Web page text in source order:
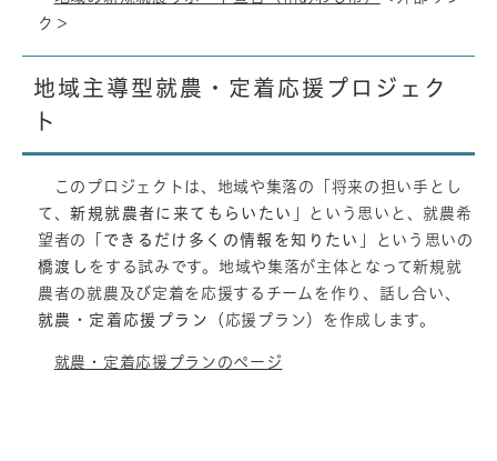
ク＞
地域主導型就農・定着応援プロジェク
ト
このプロジェクトは、地域や集落の「将来の担い手とし
て、新規就農者に来てもらいたい
」という思いと、就農希
望者の「 できるだけ多くの情報を知りたい
」という思いの
橋渡し をする試みです。地域や集落が主体となって新規就
農者の就農及び定着を応援するチームを作り、話し合い、
就農・定着応援プラン
（応援プラン）を作成します。
就農・定着応援プランのページ